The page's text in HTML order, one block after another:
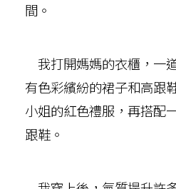
間。
我打開媽媽的衣櫃，一
有色彩繽紛的裙子和高跟
小姐的紅色禮服，再搭配
跟鞋。